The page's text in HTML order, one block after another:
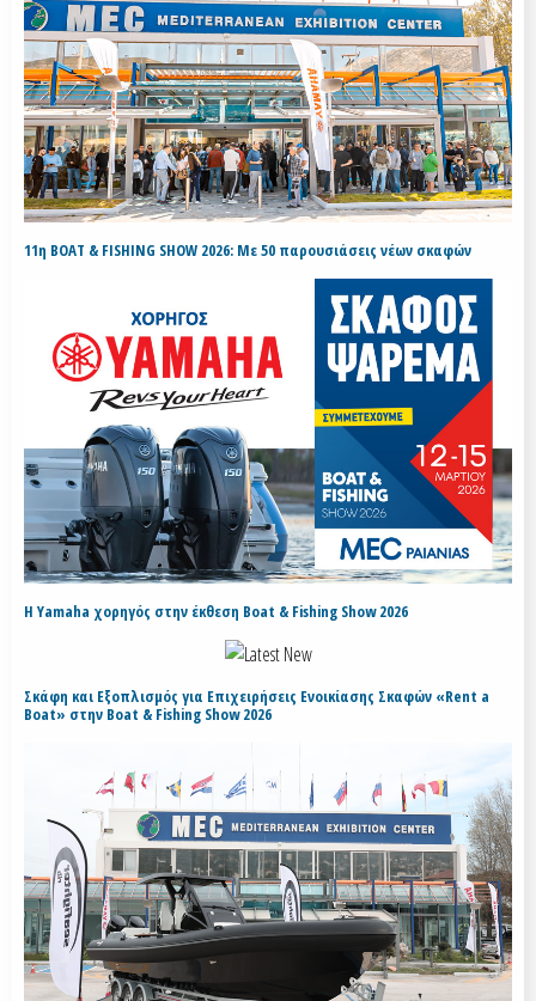
11η BOAT & FISHING SHOW 2026: Με 50 παρουσιάσεις νέων σκαφών
H Yamaha χορηγός στην έκθεση Boat & Fishing Show 2026
Σκάφη και Εξοπλισμός για Επιχειρήσεις Ενοικίασης Σκαφών «Rent a
Boat» στην Boat & Fishing Show 2026